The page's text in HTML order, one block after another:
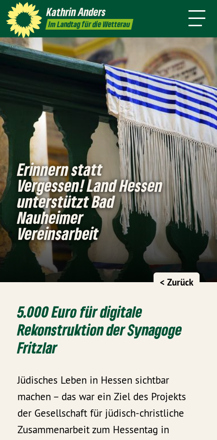
KathrinAnders
Im Landtag für die Wetterau
Kontakt
mich
Erinnern statt
Vergessen! Land Hessen
unterstützt Bad
Nauheimer
Vereinsarbeit
< Zurück
5.000 Euro für digitale
Rekonstruktion der Synagoge
Fritzlar
Jüdisches Leben in Hessen sichtbar
machen – das war ein Ziel des Projekts
der Gesellschaft für jüdisch-christliche
Zusammenarbeit zum Hessentag in